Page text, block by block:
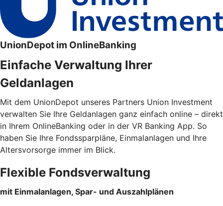
UnionDepot im OnlineBanking
Einfache Verwaltung Ihrer
Geldanlagen
Mit dem UnionDepot unseres Partners Union Investment
verwalten Sie Ihre Geldanlagen ganz einfach online – direkt
in Ihrem OnlineBanking oder in der VR Banking App. So
haben Sie Ihre Fondssparpläne, Einmalanlagen und Ihre
Altersvorsorge immer im Blick.
Flexible Fondsverwaltung
mit Einmalanlagen, Spar- und Auszahlplänen